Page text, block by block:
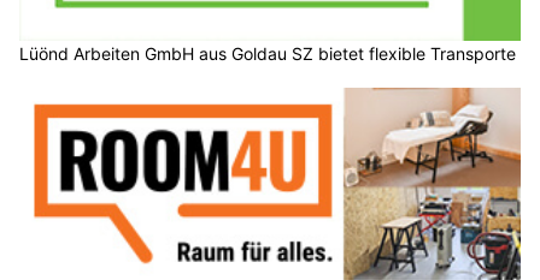
Lüönd Arbeiten GmbH aus Goldau SZ bietet flexible Transporte